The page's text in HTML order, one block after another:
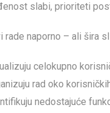
slabi, prioriteti
rade naporno – ali šira
celokupno
rad oko
nedostajuće